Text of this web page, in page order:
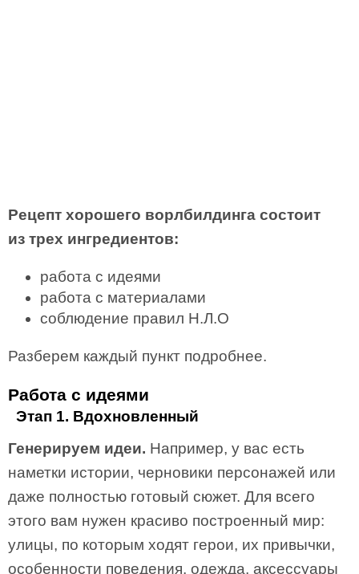
Рецепт хорошего ворлбилдинга состоит
из трех ингредиентов:
работа с идеями
работа с материалами
соблюдение правил Н.Л.О
Разберем каждый пункт подробнее.
Работа с идеями
Этап 1. Вдохновленный
Генерируем идеи. Например, у вас есть
наметки истории, черновики персонажей или
даже полностью готовый сюжет. Для всего
этого вам нужен красиво построенный мир:
улицы, по которым ходят герои, их привычки,
особенности поведения, одежда, аксессуары